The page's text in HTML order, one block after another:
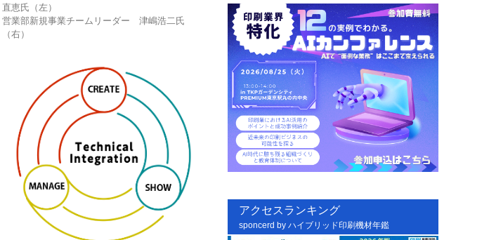
直恵氏（左）
営業部新規事業チームリーダー 津嶋浩二氏
（右）
アクセスランキング
sponcerd by ハイブリッド印刷機材年鑑